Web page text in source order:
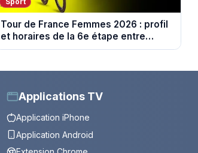
Tour de France Femmes 2026 : profil
et horaires de la 6e étape entre
Montbrison et Tournon-sur-Rhône
Applications TV
Application iPhone
Application Android